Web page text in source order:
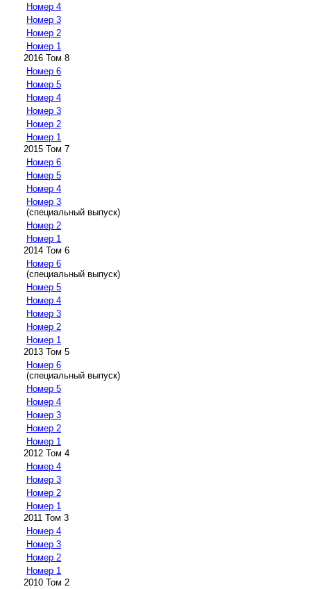
Номер 4
Номер 3
Номер 2
Номер 1
2016 Том 8
Номер 6
Номер 5
Номер 4
Номер 3
Номер 2
Номер 1
2015 Том 7
Номер 6
Номер 5
Номер 4
Номер 3
(специальный выпуск)
Номер 2
Номер 1
2014 Том 6
Номер 6
(специальный выпуск)
Номер 5
Номер 4
Номер 3
Номер 2
Номер 1
2013 Том 5
Номер 6
(специальный выпуск)
Номер 5
Номер 4
Номер 3
Номер 2
Номер 1
2012 Том 4
Номер 4
Номер 3
Номер 2
Номер 1
2011 Том 3
Номер 4
Номер 3
Номер 2
Номер 1
2010 Том 2